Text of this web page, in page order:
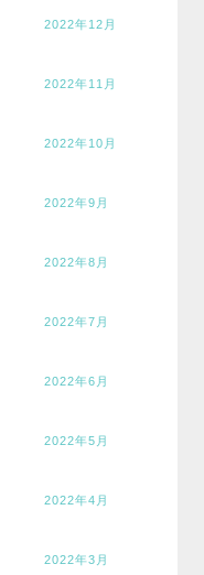
2022年12月
2022年11月
2022年10月
2022年9月
2022年8月
2022年7月
2022年6月
2022年5月
2022年4月
2022年3月